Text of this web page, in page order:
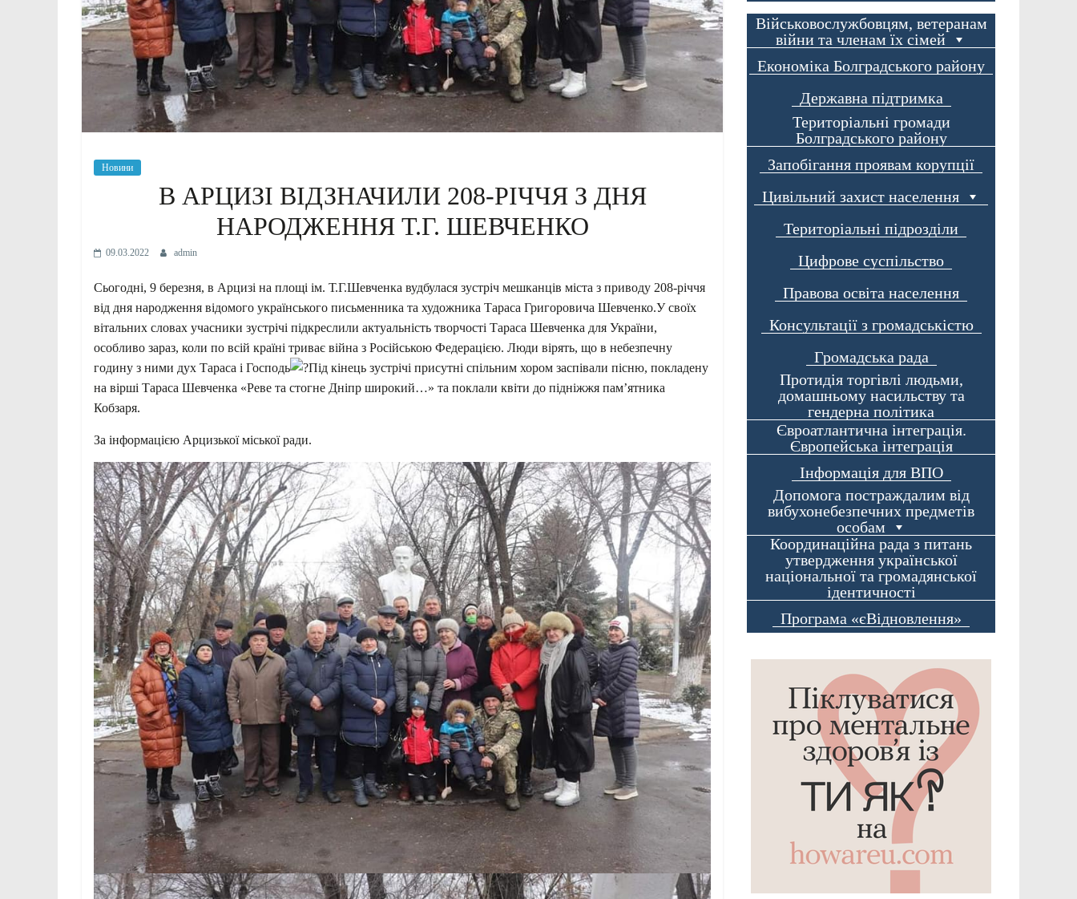
Новини
В АРЦИЗІ ВІДЗНАЧИЛИ 208-РІЧЧЯ З ДНЯ
НАРОДЖЕННЯ Т.Г. ШЕВЧЕНКО
09.03.2022 admin
Сьогодні, 9 березня, в Арцизі на площі ім. Т.Г.Шевченка вудбулася зустріч мешканців міста з приводу 208-річчя
від дня народження відомого українського письменника та художника Тараса Григоровича Шевченко.У своїх
вітальних словах учасники зустрічі підкреслили актуальність творчості Тараса Шевченка для України,
особливо зараз, коли по всій країні триває війна з Російською Федерацією. Люди вірять, що в небезпечну
годину з ними дух Тараса і Господь
Під кінець зустрічі присутні спільним хором заспівали пісню, покладену
на вірші Тараса Шевченка «Реве та стогне Дніпр широкий…» та поклали квіти до підніжжя пам’ятника
Кобзаря.
За інформацією Арцизької міської ради.
Військовослужбовцям, ветеранам
війни та членам їх сімей
Економіка Болградського району
Державна підтримка
Територіальні громади
Болградського району
Запобігання проявам корупції
Цивільний захист населення
Територіальні підрозділи
Цифрове суспільство
Правова освіта населення
Консультації з громадськістю
Громадська рада
Протидія торгівлі людьми,
домашньому насильству та
гендерна політика
Євроатлантична інтеграція.
Європейська інтеграція
Інформація для ВПО
Допомога постраждалим від
вибухонебезпечних предметів
особам
Координаційна рада з питань
утвердження української
національної та громадянської
ідентичності
Програма «єВідновлення»